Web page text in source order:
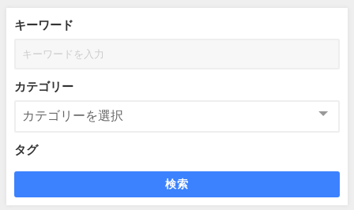
キーワード
カテゴリー
タグ
検索